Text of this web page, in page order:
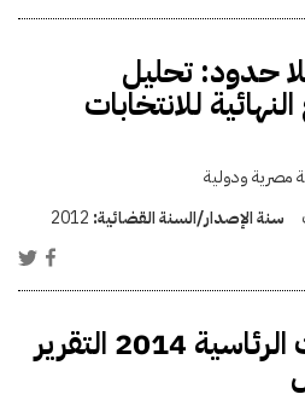
حدود: تحليل
للانتخابات
مصرية ودولية
سنة الإصدار/السنة القضائية: 2012
مراقبة الانتخابات الرئاسية 2014 التقرير